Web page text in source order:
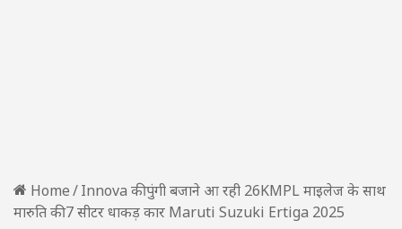
Home/Innova की पुंगी बजाने आ रही 26KMPL माइलेज के साथ
मारुति की 7 सीटर धाकड़ कार Maruti Suzuki Ertiga 2025